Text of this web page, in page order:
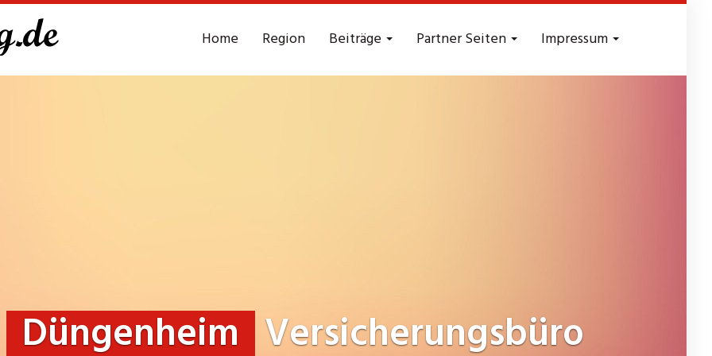
Home Region Beiträge Partner Seiten Impressum
Düngenheim Versicherungsbüro